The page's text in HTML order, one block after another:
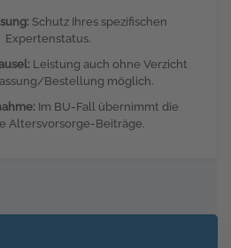
Schutz Ihres spezifischen
Expertenstatus.
Leistung auch ohne Verzicht
Bestellung möglich.
Im BU-Fall übernimmt die
Altersvorsorge-Beiträge.